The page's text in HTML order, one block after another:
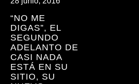
“NO ME
DIGAS”, EL
SEGUNDO
ADELANTO DE
CASI NADA
ESTÁ EN SU
SITIO, SU